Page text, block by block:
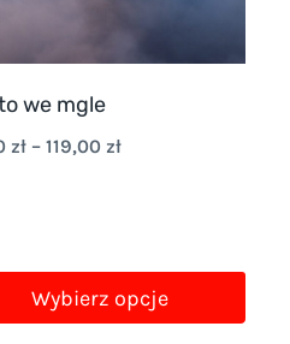
we mgle
zł – 119,00 złZakres
do
Wybierz opcje